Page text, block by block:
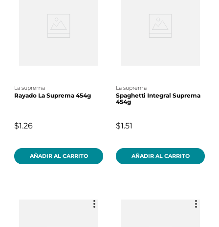
la suprema
Rayado La Suprema 454g
$1.26
AÑADIR AL CARRITO
la suprema
Spaghetti Integral Suprema
454g
$1.51
AÑADIR AL CARRITO